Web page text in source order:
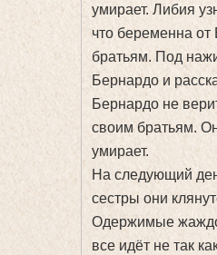
умирает. Либия
что беременна от
братьям. Под
Бернардо и
Бернардо не
своим братьям.
умирает.
На следующий
сестры они
Одержимые
все идёт не так